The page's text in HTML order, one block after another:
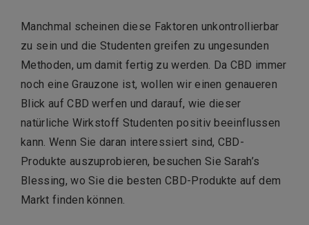
Manchmal scheinen diese Faktoren unkontrollierbar
zu sein und die Studenten greifen zu ungesunden
Methoden, um damit fertig zu werden. Da CBD immer
noch eine Grauzone ist, wollen wir einen genaueren
Blick auf CBD werfen und darauf, wie dieser
natürliche Wirkstoff Studenten positiv beeinflussen
kann. Wenn Sie daran interessiert sind, CBD-
Produkte auszuprobieren, besuchen Sie Sarah’s
Blessing, wo Sie die besten CBD-Produkte auf dem
Markt finden können.